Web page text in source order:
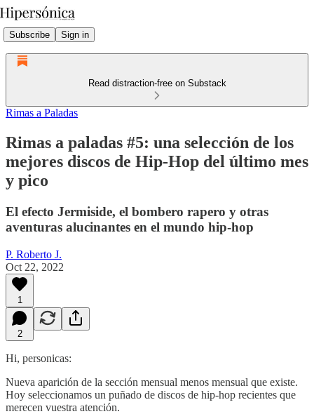
Subscribe Sign in
Read distraction-free on Substack
Rimas a Paladas
Rimas a paladas #5: una selección de los
mejores discos de Hip-Hop del último mes
y pico
El efecto Jermiside, el bombero rapero y otras
aventuras alucinantes en el mundo hip-hop
P. Roberto J.
Oct 22, 2022
1
2
Hi, personicas:
Nueva aparición de la sección mensual menos mensual que existe.
Hoy seleccionamos un puñado de discos de hip-hop recientes que
merecen vuestra atención.